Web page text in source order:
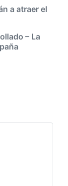
a atraer el
– La